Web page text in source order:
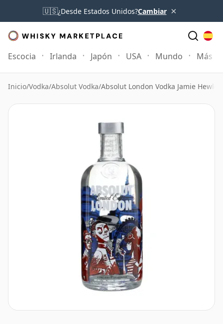
🇺🇸¿Desde Estados Unidos?Cambiar ×
Escocia Irlanda Japón USA Mundo Más
Inicio/Vodka/Absolut Vodka/Absolut London Vodka Jamie Hewlett